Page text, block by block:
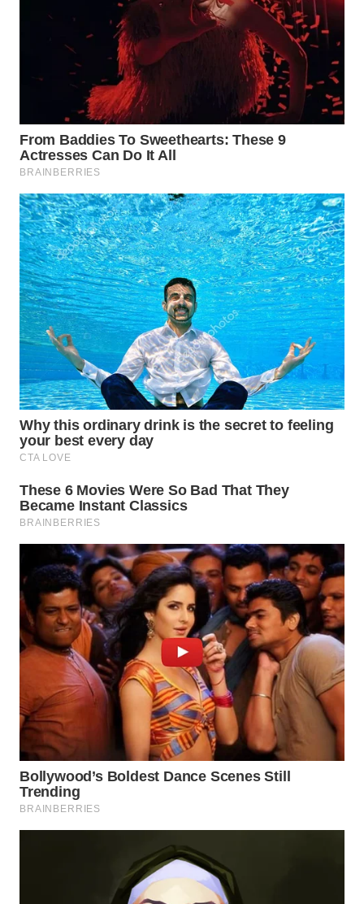
KALBAR
KALTENG
WN
KALTARA
KALSEL
WN
KALTIM
WN
SULSEL
WN
GORONTALO
WN
SULUT
WN
MALUKU
WN
MALUT
WN
DAIRI
DANAU
TOBA
WN
NIAS
WN